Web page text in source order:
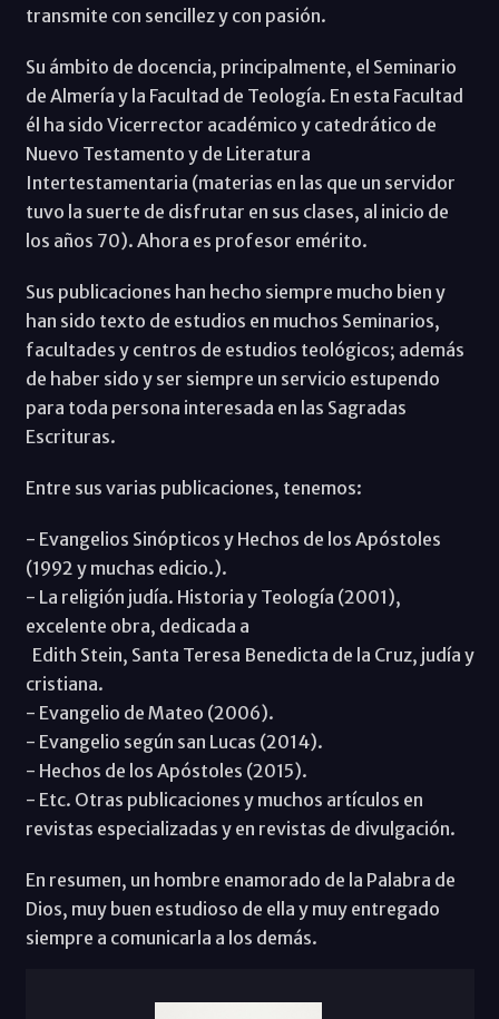
transmite con sencillez y con pasión.
Su ámbito de docencia, principalmente, el Seminario
de Almería y la Facultad de Teología. En esta Facultad
él ha sido Vicerrector académico y catedrático de
Nuevo Testamento y de Literatura
Intertestamentaria (materias en las que un servidor
tuvo la suerte de disfrutar en sus clases, al inicio de
los años 70). Ahora es profesor emérito.
Sus publicaciones han hecho siempre mucho bien y
han sido texto de estudios en muchos Seminarios,
facultades y centros de estudios teológicos; además
de haber sido y ser siempre un servicio estupendo
para toda persona interesada en las Sagradas
Escrituras.
Entre sus varias publicaciones, tenemos:
- Evangelios Sinópticos y Hechos de los Apóstoles
(1992 y muchas edicio.).
- La religión judía. Historia y Teología (2001),
excelente obra, dedicada a
Edith Stein, Santa Teresa Benedicta de la Cruz, judía y
cristiana.
- Evangelio de Mateo (2006).
- Evangelio según san Lucas (2014).
- Hechos de los Apóstoles (2015).
- Etc. Otras publicaciones y muchos artículos en
revistas especializadas y en revistas de divulgación.
En resumen, un hombre enamorado de la Palabra de
Dios, muy buen estudioso de ella y muy entregado
siempre a comunicarla a los demás.